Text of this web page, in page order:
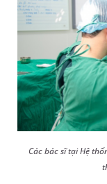
Các bác sĩ tại Hệ